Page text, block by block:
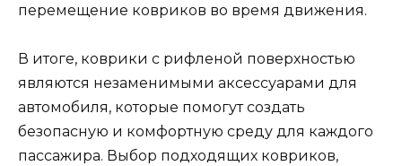
перемещение ковриков во время движения.
В итоге, коврики с рифленой поверхностью
являются незаменимыми аксессуарами для
автомобиля, которые помогут создать
безопасную и комфортную среду для каждого
пассажира. Выбор подходящих ковриков,